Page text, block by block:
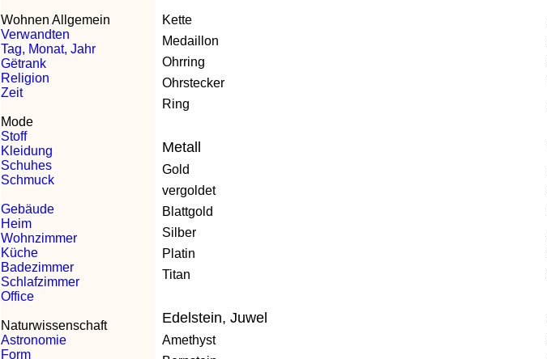
Wohnen Allgemein
Verwandten
Tag, Monat, Jahr
Gëtrank
Religion
Zeit
Mode
Stoff
Kleidung
Schuhes
Schmuck
Gebäude
Heim
Wohnzimmer
Küche
Badezimmer
Schlafzimmer
Office
Naturwissenschaft
Astronomie
Form
Kette
Medaillon
Ohrring
Ohrstecker
Ring
Metall
Gold
vergoldet
Blattgold
Silber
Platin
Titan
Edelstein, Juwel
Amethyst